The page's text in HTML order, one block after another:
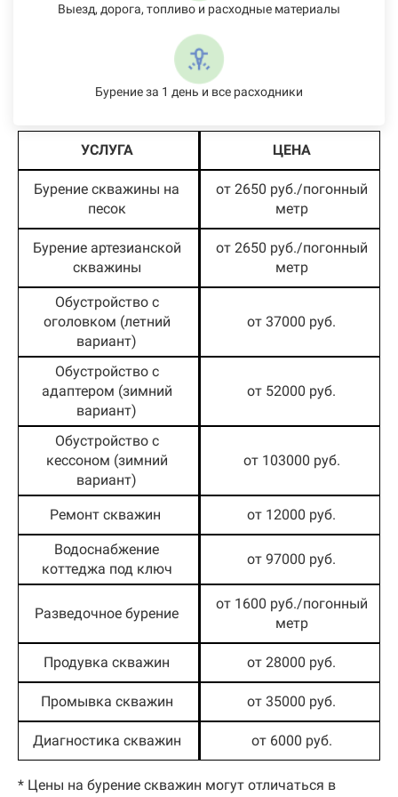
Выезд, дорога, топливо и расходные материалы
Бурение за 1 день и все расходники
УСЛУГА ЦЕНА
Бурение скважины на
песок
от 2650 руб./погонный
метр
Бурение артезианской
скважины
от 2650 руб./погонный
метр
Обустройство с
оголовком (летний
вариант)
от 37000 руб.
Обустройство с
адаптером (зимний
вариант)
от 52000 руб.
Обустройство с
кессоном (зимний
вариант)
от 103000 руб.
Ремонт скважин от 12000 руб.
Водоснабжение
коттеджа под ключ
от 97000 руб.
Разведочное бурение
от 1600 руб./погонный
метр
Продувка скважин от 28000 руб.
Промывка скважин от 35000 руб.
Диагностика скважин от 6000 руб.
* Цены на бурение скважин могут отличаться в